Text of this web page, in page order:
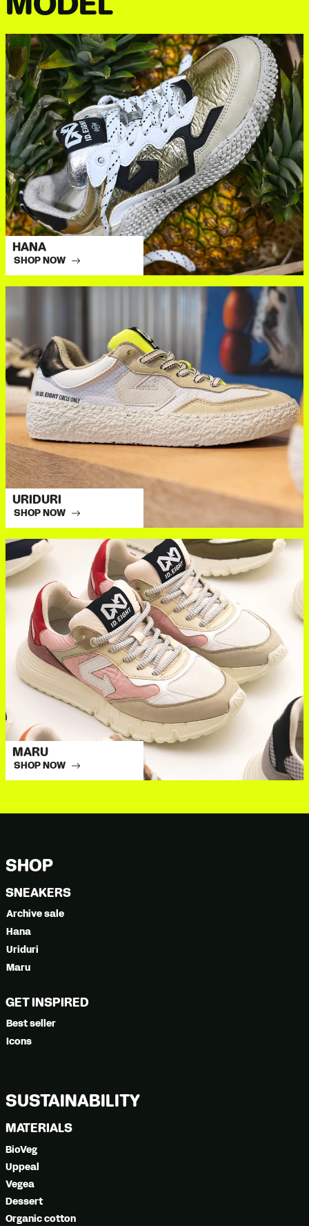
HANA
SHOP NOW
URIDURI
SHOP NOW
MARU
SHOP NOW
SHOP
SNEAKERS
Archive sale
Hana
Uriduri
Maru
GET INSPIRED
Best seller
Icons
SUSTAINABILITY
MATERIALS
BioVeg
Uppeal
Vegea
Dessert
Organic cotton